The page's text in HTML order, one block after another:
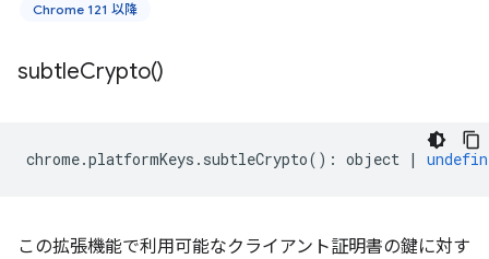
Chrome 121 以降
subtleCrypto()
chrome.platformKeys . subtleCrypto() : object |
この拡張機能で利用可能なクライアント証明書の鍵に対す